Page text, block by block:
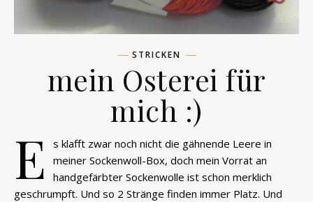
STRICKEN
mein Osterei für
mich :)
E
s klafft zwar noch nicht die gähnende Leere in
meiner Sockenwoll-Box, doch mein Vorrat an
handgefärbter Sockenwolle ist schon merklich
geschrumpft. Und so 2 Stränge finden immer Platz. Und